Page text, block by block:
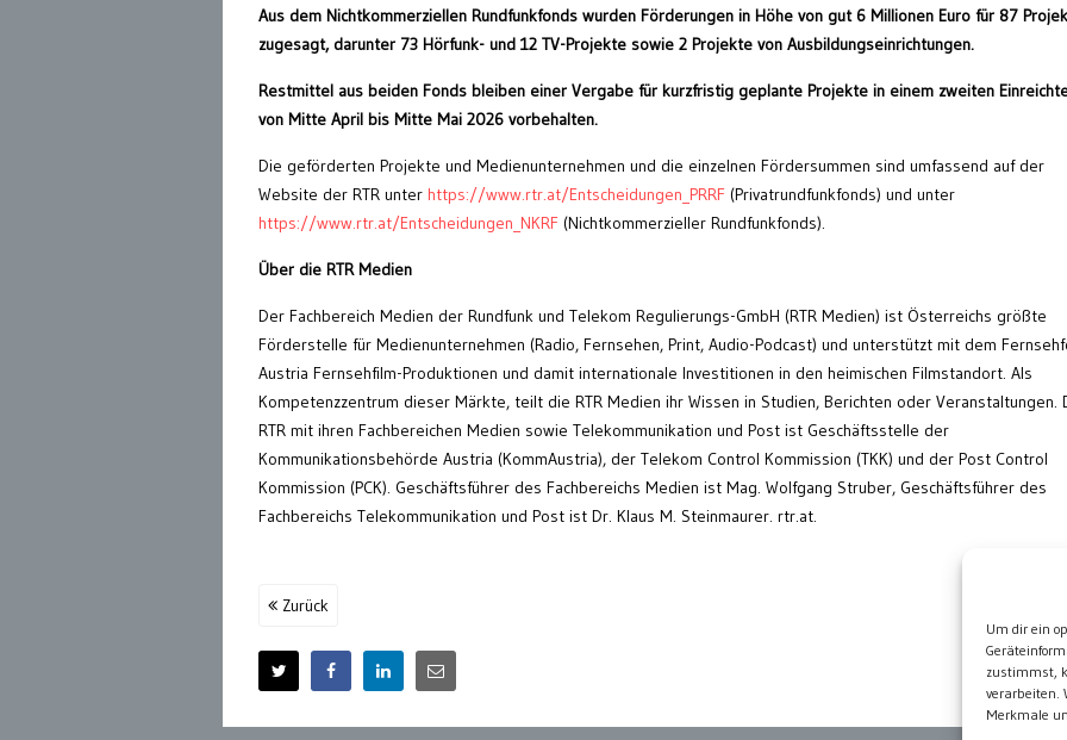
Um dir ein
zustimmst,
verarbeiten.
Merkmale
Aus dem Nichtkommerziellen Rundfunkfonds wurden Förderungen in Höhe von gut 6 Millionen Euro für 87
zugesagt, darunter 73 Hörfunk- und 12 TV-Projekte sowie 2 Projekte von Ausbildungseinrichtungen.
Restmittel aus beiden Fonds bleiben einer Vergabe für kurzfristig geplante Projekte in einem zweiten
von Mitte April bis Mitte Mai 2026 vorbehalten.
Die geförderten Projekte und Medienunternehmen und die einzelnen Fördersummen sind umfassend auf der
Website der RTR unter https://www.rtr.at/Entscheidungen_PRRF (Privatrundfunkfonds) und unter
https://www.rtr.at/Entscheidungen_NKRF (Nichtkommerzieller Rundfunkfonds).
Über die RTR Medien
Der Fachbereich Medien der Rundfunk und Telekom Regulierungs-GmbH (RTR Medien) ist Österreichs größte
Förderstelle für Medienunternehmen (Radio, Fernsehen, Print, Audio-Podcast) und unterstützt mit dem
Austria Fernsehfilm-Produktionen und damit internationale Investitionen in den heimischen Filmstandort. Als
Kompetenzzentrum dieser Märkte, teilt die RTR Medien ihr Wissen in Studien, Berichten oder Veranstaltungen.
RTR mit ihren Fachbereichen Medien sowie Telekommunikation und Post ist Geschäftsstelle der
Kommunikationsbehörde Austria (KommAustria), der Telekom Control Kommission (TKK) und der Post Control
Kommission (PCK). Geschäftsführer des Fachbereichs Medien ist Mag. Wolfgang Struber, Geschäftsführer des
Fachbereichs Telekommunikation und Post ist Dr. Klaus M. Steinmaurer. rtr.at.
Zurück